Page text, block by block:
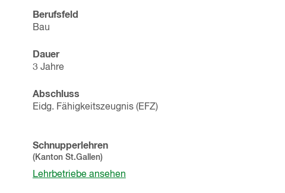
Berufsfeld
Bau
Dauer
3 Jahre
Abschluss
Eidg. Fähigkeitszeugnis (EFZ)
Schnupperlehren
(Kanton St.Gallen)
Lehrbetriebe ansehen